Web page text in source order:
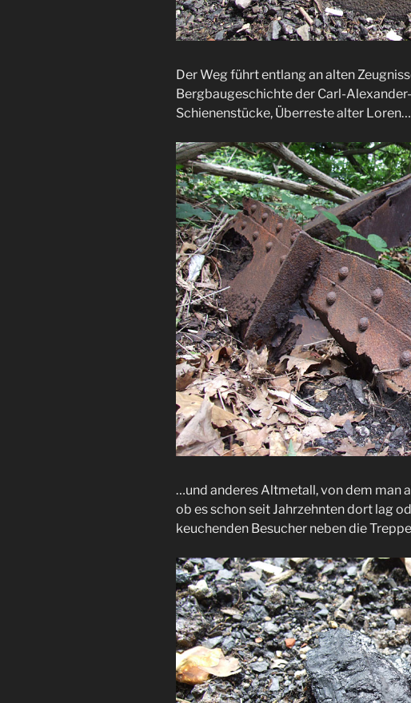
Der Weg führt entlang an alten
Bergbaugeschichte der Carl-
Schienenstücke, Überreste alter Loren…
…und anderes Altmetall, von dem man
ob es schon seit Jahrzehnten dort lag
keuchenden Besucher neben die